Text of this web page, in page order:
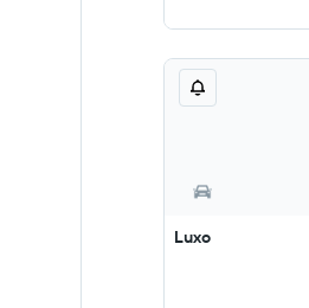
Luxo